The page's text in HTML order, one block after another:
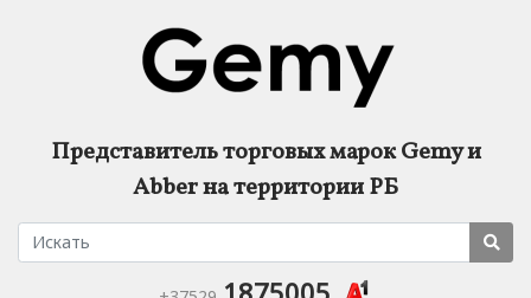
Представитель торговых марок Gemy и
Abber на территории РБ